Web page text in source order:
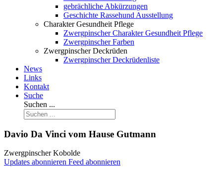
gebrächliche Abkürzungen
Geschichte Rassehund Ausstellung
Charakter Gesundheit Pflege
Zwergpinscher Charakter Gesundheit Pflege
Zwergpinscher Farben
Zwergpinscher Deckrüden
Zwergpinscher Deckrüdenliste
News
Links
Kontakt
Suche
Suchen ...
Davio Da Vinci vom Hause Gutmann
Zwergpinscher Kobolde
Updates abonnieren Feed abonnieren